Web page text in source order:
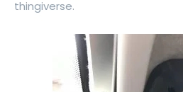
thingiverse.